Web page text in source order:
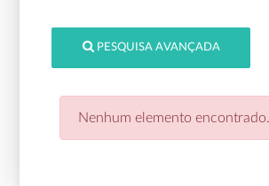
PESQUISA AVANÇADA
Nenhum elemento encontrado.